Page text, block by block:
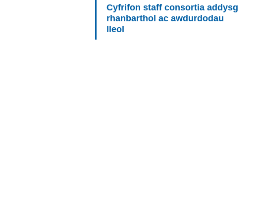
Cyfrifon staff consortia addysg
rhanbarthol ac awdurdodau
lleol